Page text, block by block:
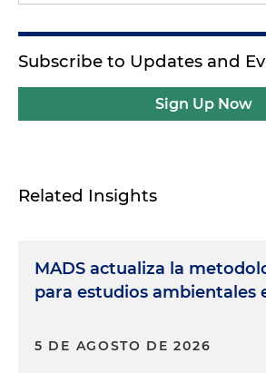
Subscribe to Updates and
Sign Up Now
Related Insights
MADS actualiza la
para estudios ambientales
5 DE AGOSTO DE 2026